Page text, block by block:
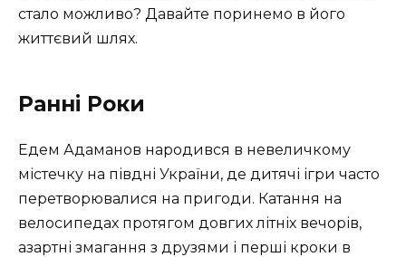
стало можливо? Давайте поринемо в його
життєвий шлях.
Ранні Роки
Едем Адаманов народився в невеличкому
містечку на півдні України, де дитячі ігри часто
перетворювалися на пригоди. Катання на
велосипедах протягом довгих літніх вечорів,
азартні змагання з друзями і перші кроки в